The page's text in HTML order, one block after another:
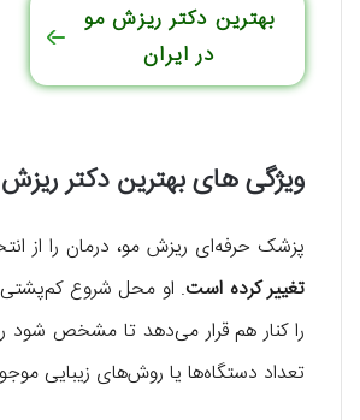
بهترین دکتر ریزش مو
در ایران
ویژگی های بهترین دکتر
پزشک حرفه‌ای ریزش مو، درمان را از
تغییر کرده است. او محل شروع
را کنار هم قرار می‌دهد تا مشخص شود
تعداد دستگاه‌ها یا روش‌های زیبایی